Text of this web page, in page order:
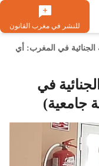
للنشر في مغرب القانون
في المغرب: أي
في
جامعية)